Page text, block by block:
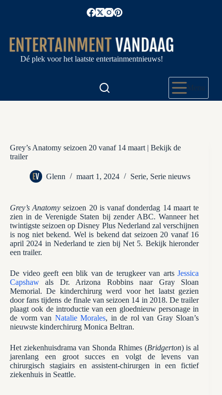
Dé plek voor het laatste entertainmentnieuws!
Menu
Grey’s Anatomy seizoen 20 vanaf 14 maart | Bekijk de
trailer
Glenn maart 1, 2024 Serie, Serie nieuws
Grey’s Anatomy seizoen 20 is vanaf donderdag 14 maart te
zien in de Verenigde Staten bij zender ABC. Wanneer het
twintigste seizoen op Disney Plus Nederland zal verschijnen
is nog niet bekend. Wel is bekend dat seizoen 20 vanaf 16
april 2024 in Nederland te zien bij Net 5. Bekijk hieronder
een trailer.
De video geeft een blik van de terugkeer van artsJessica
Capshaw als Dr. Arizona Robbins naar Gray Sloan
Memorial. De kinderchirurg werd voor het laatst gezien
door fans tijdens de finale van seizoen 14 in 2018. De trailer
plaagt ook de introductie van een gloednieuw personage in
de vorm van Natalie Morales, in de rol van Gray Sloan’s
nieuwste kinderchirurg Monica Beltran.
Het ziekenhuisdrama van Shonda Rhimes (Bridgerton) is al
jarenlang een groot succes en volgt de levens van
chirurgisch stagiairs en assistent-chirurgen in een fictief
ziekenhuis in Seattle.